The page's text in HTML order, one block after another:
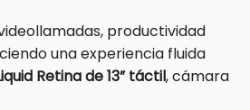
productividad
una experiencia fluida
Retina de 13” táctil, cámara